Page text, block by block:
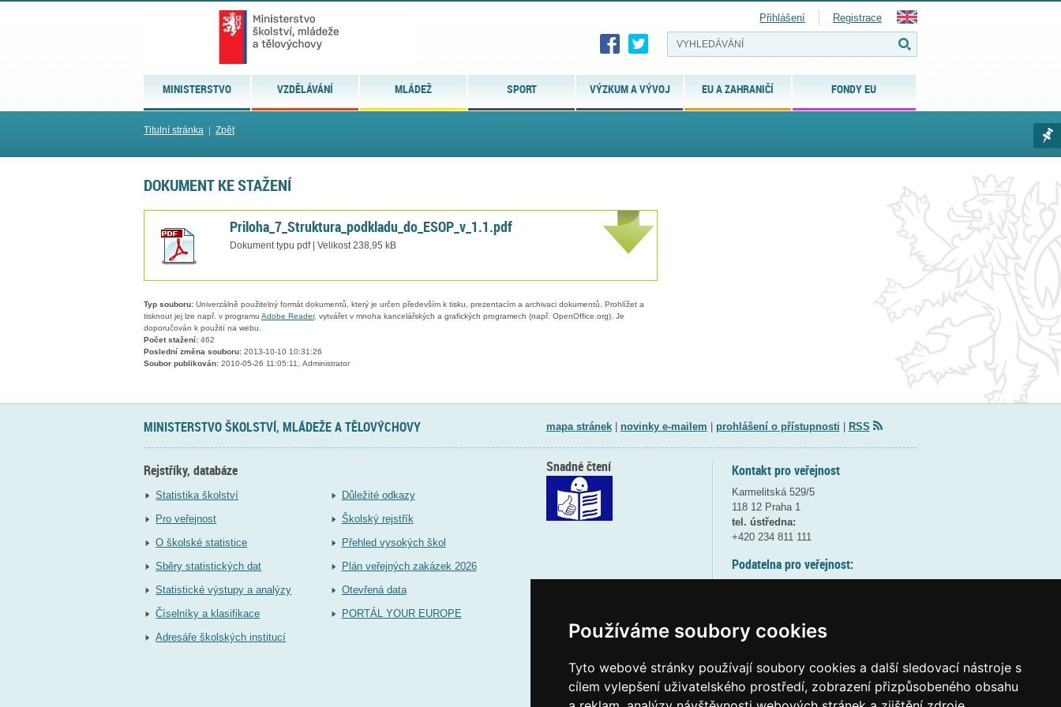
Používáme soubory cookies
Tyto webové stránky používají soubory cookies a další sledovací nástroje s
cílem vylepšení uživatelského prostředí, zobrazení přizpůsobeného obsahu
MINISTERSTVO VZDĚLÁVÁNÍ MLÁDEŽ SPORT VÝZKUM A VÝVOJ EU A ZAHRANIČÍ FONDY EU
Přihlášení Registrace
Titulní stránka Zpět
DOKUMENT KE STAŽENÍ
Priloha_7_Struktura_podkladu_do_ESOP_v_1.1.pdf
Dokument typu pdf | Velikost 238,95 kB
Typ souboru: Univerzálně použitelný formát dokumentů, který je určen především k tisku, prezentacím a archivaci dokumentů. Prohlížet a
tisknout jej lze např. v programu Adobe Reader, vytvářet v mnoha kancelářských a grafických programech (např. OpenOffice.org). Je
doporučován k použití na webu.
Počet stažení: 462
Poslední změna souboru: 2013-10-10 10:31:26
Soubor publikován: 2010-05-26 11:05:11, Administrator
MINISTERSTVO ŠKOLSTVÍ, MLÁDEŽE A TĚLOVÝCHOVY mapa stránek| novinky e-mailem prohlášení o přístupnosti RSS
Rejstříky, databáze
Statistika školství
Pro veřejnost
O školské statistice
Sběry statistických dat
Statistické výstupy a analýzy
Číselníky a klasifikace
Adresáře školských institucí
Důležité odkazy
Školský rejstřík
Přehled vysokých škol
Plán veřejných zakázek 2026
Otevřená data
PORTÁL YOUR EUROPE
Kontakt pro veřejnost
Karmelitská 529/5
118 12 Praha 1
tel. ústředna:
+420 234 811 111
Podatelna pro veřejnost:
(více informací
Elektronická podatelna:
Snadné čtení